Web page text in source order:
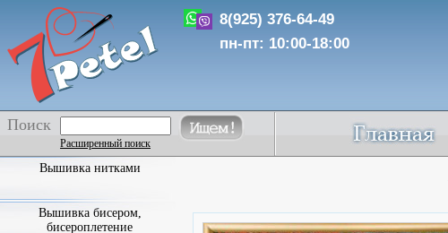
8(925) 376-64-49
пн-пт: 10:00-18:00
Поиск
Расширенный поиск
Вышивка нитками
Вышивка бисером,
бисероплетение